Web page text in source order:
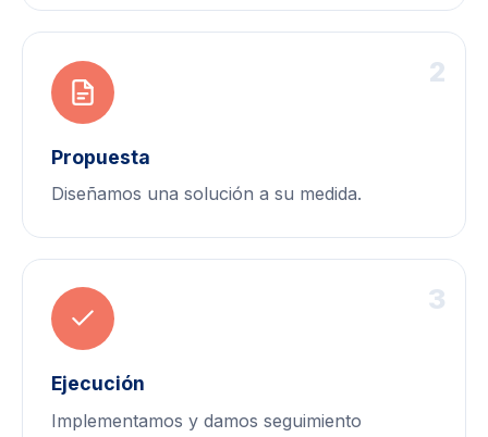
2
Propuesta
Diseñamos una solución a su medida.
3
Ejecución
Implementamos y damos seguimiento